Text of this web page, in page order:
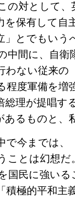
の対として、
を保有して自
」とでもいう
中間に、自衛
わない従来の
程度軍備を増
総理が提唱す
あるものと、
今までは、
ことは幻想
国民に強い
積極的平和主